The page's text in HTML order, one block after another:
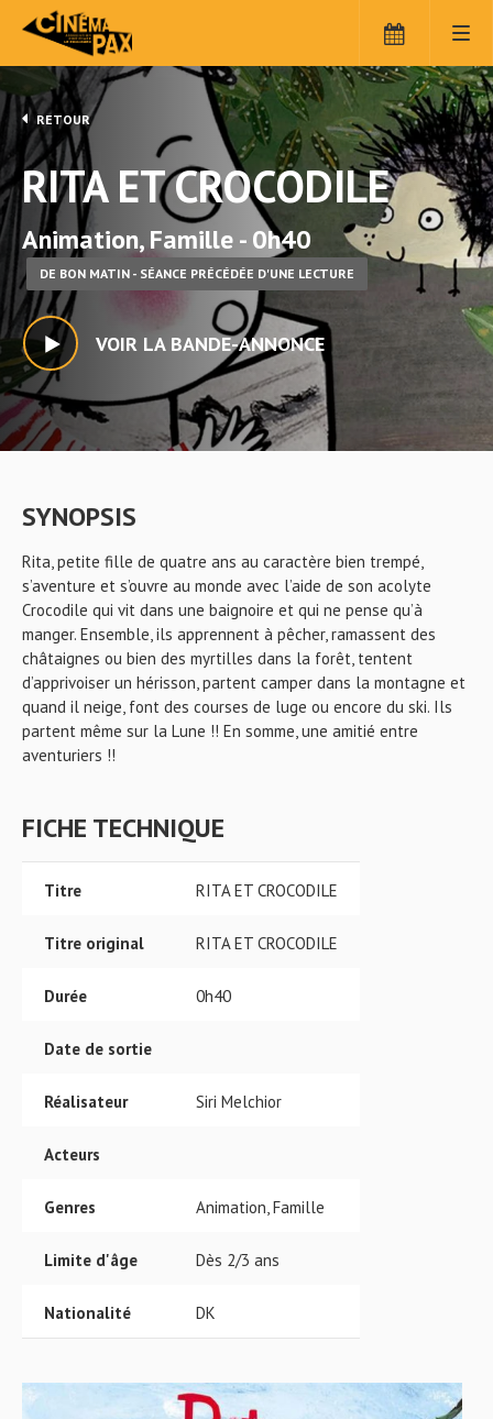
RETOUR
RITA ET CROCODILE
Animation, Famille - 0h40
DE BON MATIN - SÉANCE PRÉCÉDÉE D'UNE LECTURE
VOIR LA BANDE-ANNONCE
SYNOPSIS
Rita, petite fille de quatre ans au caractère bien trempé,
s’aventure et s’ouvre au monde avec l’aide de son acolyte
Crocodile qui vit dans une baignoire et qui ne pense qu’à
manger. Ensemble, ils apprennent à pêcher, ramassent des
châtaignes ou bien des myrtilles dans la forêt, tentent
d’apprivoiser un hérisson, partent camper dans la montagne et
quand il neige, font des courses de luge ou encore du ski. Ils
partent même sur la Lune !! En somme, une amitié entre
aventuriers !!
FICHE TECHNIQUE
Titre RITA ET CROCODILE
Titre original RITA ET CROCODILE
Durée 0h40
Date de sortie
Réalisateur Siri Melchior
Acteurs
Genres Animation, Famille
Limite d'âge Dès 2/3 ans
Nationalité DK